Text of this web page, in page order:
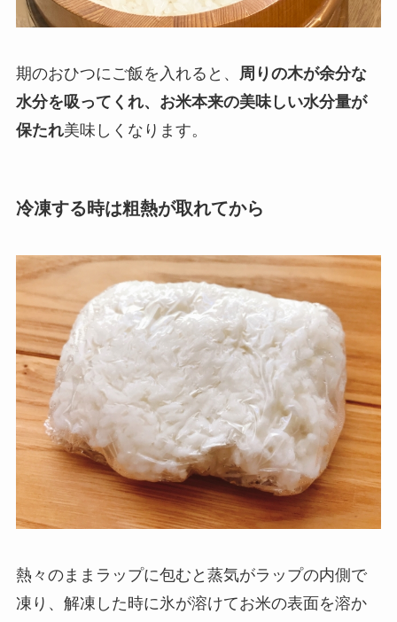
期のおひつにご飯を入れると、
周りの木が余分な
水分を吸ってくれ、お米本来の美味しい水分量が
保たれ美味しくなります。
冷凍する時は粗熱が取れてから
熱々のままラップに包むと蒸気がラップの内側で
凍り、解凍した時に氷が溶けてお米の表面を溶か